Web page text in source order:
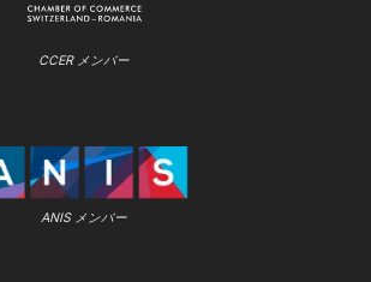
CCER メンバー
ANIS メンバー